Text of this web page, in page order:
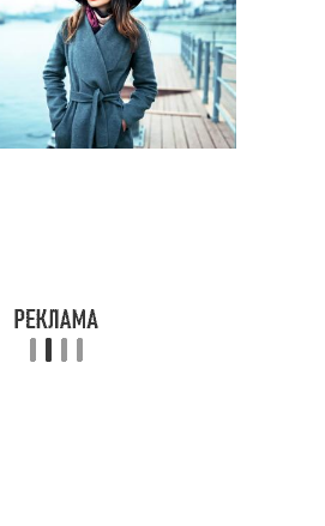
Светло-бежевое пальто